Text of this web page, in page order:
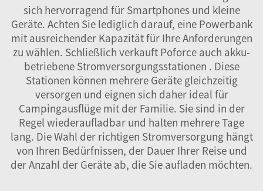
sich hervorragend für Smartphones und kleine
Geräte. Achten Sie lediglich darauf, eine Powerbank
mit ausreichender Kapazität für Ihre Anforderungen
zu wählen. Schließlich verkauft Poforce auch akku-
betriebene Stromversorgungsstationen . Diese
Stationen können mehrere Geräte gleichzeitig
versorgen und eignen sich daher ideal für
Campingausflüge mit der Familie. Sie sind in der
Regel wiederaufladbar und halten mehrere Tage
lang. Die Wahl der richtigen Stromversorgung hängt
von Ihren Bedürfnissen, der Dauer Ihrer Reise und
der Anzahl der Geräte ab, die Sie aufladen möchten.